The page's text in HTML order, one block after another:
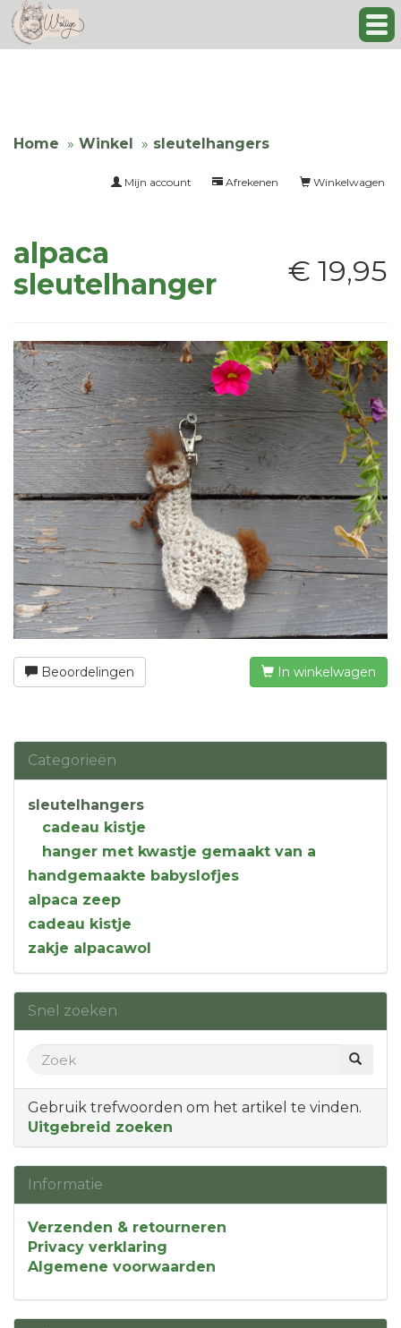
Home Winkel sleutelhangers
Winkelwagen
Afrekenen
Mijn account
€ 19,95
alpaca
sleutelhanger
Beoordelingen In winkelwagen
Categorieën
sleutelhangers
cadeau kistje
hanger met kwastje gemaakt van a
handgemaakte babyslofjes
alpaca zeep
cadeau kistje
zakje alpacawol
Snel zoeken
Gebruik trefwoorden om het artikel te vinden.
Uitgebreid zoeken
Informatie
Verzenden & retourneren
Privacy verklaring
Algemene voorwaarden